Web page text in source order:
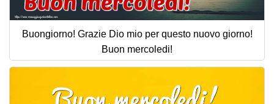
Buongiorno! Grazie Dio mio per questo nuovo giorno!
Buon mercoledi!